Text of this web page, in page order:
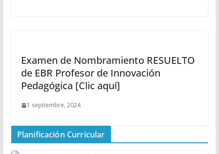
Examen de Nombramiento RESUELTO
de EBR Profesor de Innovación
Pedagógica [Clic aquí]
1 septiembre, 2024
Planificación Curricular